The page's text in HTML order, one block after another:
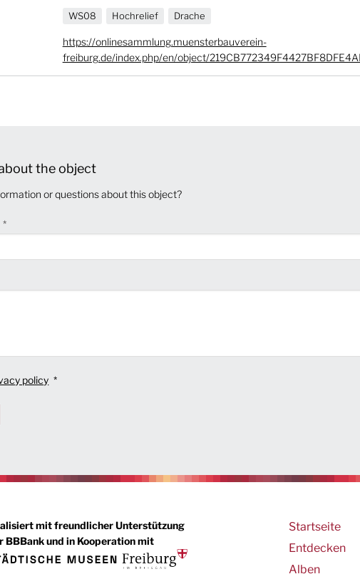
WS08 Hochrelief Drache
https://onlinesammlung.muensterbauverein-
freiburg.de/index.php/en/object/
the object
or questions about this object?
policy
mit freundlicher Unterstützung
BBBank und in Kooperation mit
Main
navigation
Startseite
Entdecken
Alben